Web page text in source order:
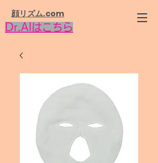
​顔リズム.com
Dr.AIはこちら